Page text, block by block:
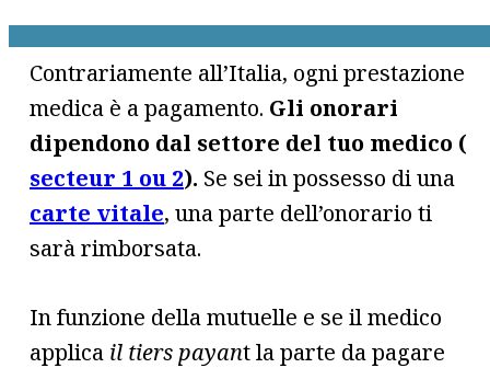
Contrariamente all’Italia, ogni prestazione
medica è a pagamento. Gli onorari
dipendono dal settore del tuo medico (
secteur 1 ou 2). Se sei in possesso di una
carte vitale, una parte dell’onorario ti
sarà rimborsata.
In funzione della mutuelle e se il medico
applica il tiers payant la parte da pagare